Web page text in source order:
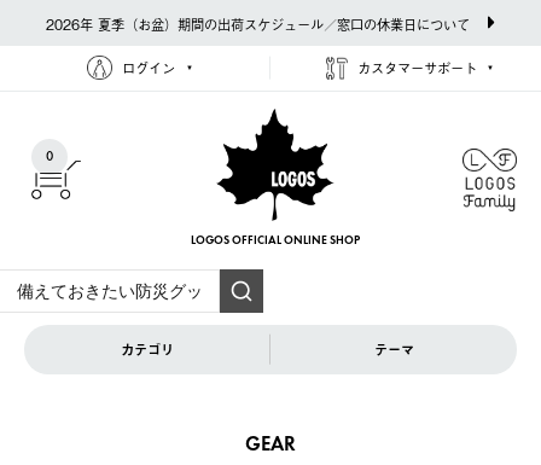
2026年 夏季（お盆）期間の出荷スケジュール／窓口の休業日について
ログイン カスタマーサポート
0
LOGOS OFFICIAL ONLINE SHOP
カテゴリ テーマ
GEAR